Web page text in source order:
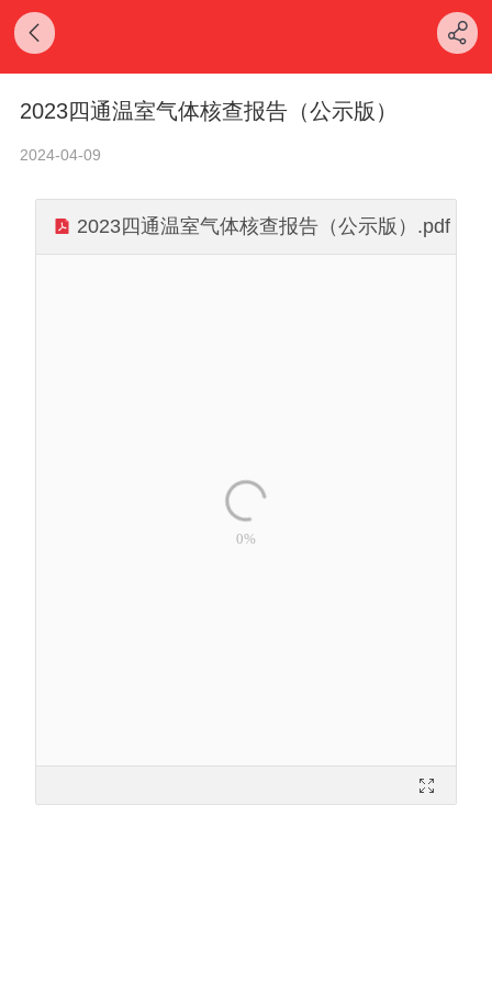
2023四通温室气体核查报告（公示版）
2024-04-09
2023四通温室气体核查报告（公示版）.pdf